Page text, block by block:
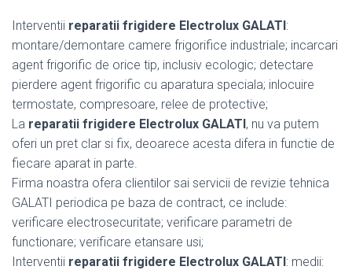
Interventii reparatii frigidere Electrolux GALATI:
montare/demontare camere frigorifice industriale; incarcari
agent frigorific de orice tip, inclusiv ecologic; detectare
pierdere agent frigorific cu aparatura speciala; inlocuire
termostate, compresoare, relee de protective;
La reparatii frigidere Electrolux GALATI, nu va putem
oferi un pret clar si fix, deoarece acesta difera in functie de
fiecare aparat in parte.
Firma noastra ofera clientilor sai servicii de revizie tehnica
GALATI periodica pe baza de contract, ce include:
verificare electrosecuritate; verificare parametri de
functionare; verificare etansare usi;
Interventii reparatii frigidere Electrolux GALATI: medii: